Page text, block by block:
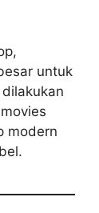
untuk
modern